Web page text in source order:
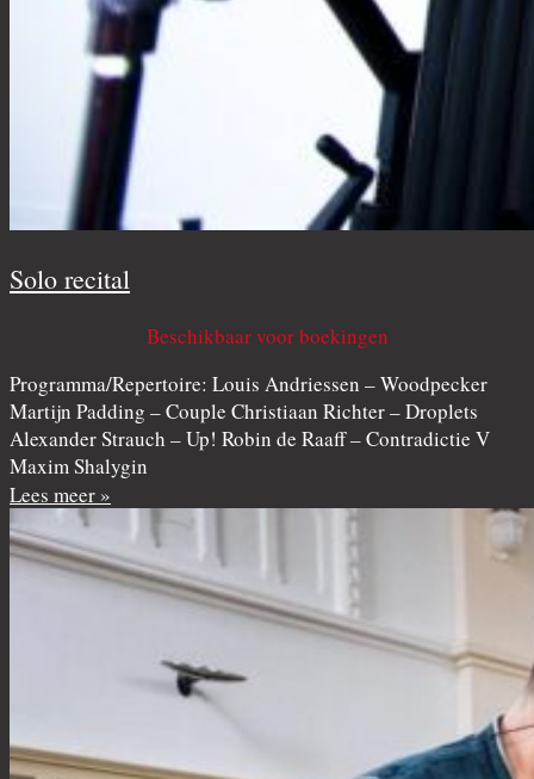
Solo recital
Beschikbaar voor boekingen
Programma/Repertoire: Louis Andriessen – Woodpecker
Martijn Padding – Couple Christiaan Richter – Droplets
Alexander Strauch – Up! Robin de Raaff – Contradictie V
Maxim Shalygin
Lees meer »